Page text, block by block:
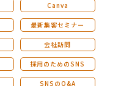
Canva
最新集客セミナー
会社訪問
採用のためのSNS
SNSのQ&A